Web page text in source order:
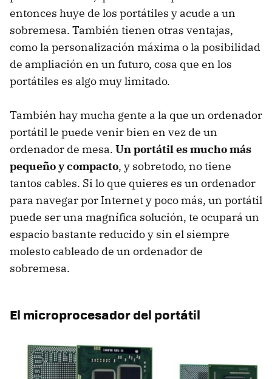
entonces huye de los portátiles y acude a un
sobremesa. También tienen otras ventajas,
como la personalización máxima o la posibilidad
de ampliación en un futuro, cosa que en los
portátiles es algo muy limitado.
También hay mucha gente a la que un ordenador
portátil le puede venir bien en vez de un
ordenador de mesa. Un portátil es mucho más
pequeño y compacto, y sobretodo, no tiene
tantos cables. Si lo que quieres es un ordenador
para navegar por Internet y poco más, un portátil
puede ser una magnífica solución, te ocupará un
espacio bastante reducido y sin el siempre
molesto cableado de un ordenador de
sobremesa.
El microprocesador del portátil